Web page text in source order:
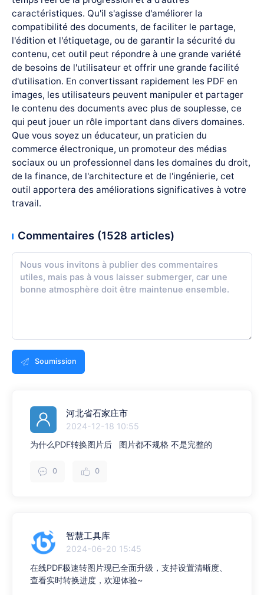
caractéristiques. Qu'il s'agisse d'améliorer la
compatibilité des documents, de faciliter le partage,
l'édition et l'étiquetage, ou de garantir la sécurité du
contenu, cet outil peut répondre à une grande variété
de besoins de l'utilisateur et offrir une grande facilité
d'utilisation. En convertissant rapidement les PDF en
images, les utilisateurs peuvent manipuler et partager
le contenu des documents avec plus de souplesse, ce
qui peut jouer un rôle important dans divers domaines.
Que vous soyez un éducateur, un praticien du
commerce électronique, un promoteur des médias
sociaux ou un professionnel dans les domaines du droit,
de la finance, de l'architecture et de l'ingénierie, cet
outil apportera des améliorations significatives à votre
travail.
Commentaires (1528 articles)
Soumission
河北省石家庄市
2024-12-18 10:55
为什么PDF转换图片后 图片都不规格 不是完整的
0 0
智慧工具库
2024-06-20 15:45
在线PDF极速转图片现已全面升级，支持设置清晰度、
查看实时转换进度，欢迎体验~